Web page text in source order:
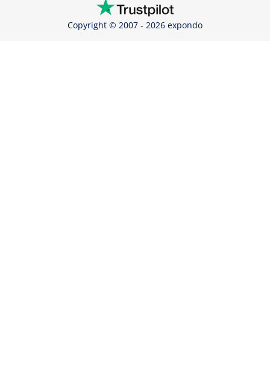
Copyright © 2007 - 2026 expondo